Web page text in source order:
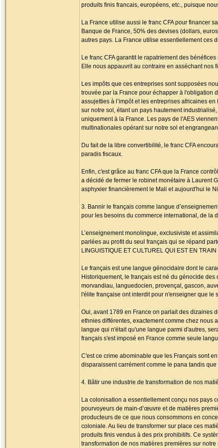
produits finis francais, européens, etc., puisque
La France utilise aussi le franc CFA pour financer
Banque de France, 50% des devises (dollars,
autres pays. La France utilise essentiellement ces
Le franc CFA garantit le rapatriement des
Elle nous appauvrit au contraire en asséchant nos
Les impôts que ces entreprises sont supposées
trouvée par la France pour échapper à l'obligation
assujetties à l’impôt et les entreprises africaines
sur notre sol, étant un pays hautement
uniquement à la France. Les pays de l'AES
multinationales opérant sur notre sol et
Du fait de la libre convertibilité, le franc CFA
paradis fiscaux.
Enfin, c'est grâce au franc CFA que la France
a décidé de fermer le robinet monétaire à Laurent
asphyxier financièrement le Mali et aujourd'hui le
3. Bannir le français comme langue
pour les besoins du commerce international, de la
L’enseignement monolingue, exclusiviste et
parlées au profit du seul français qui se répand
LINGUISTIQUE ET CULTUREL QUI EST EN
Le français est une langue génocidaire dont le
Historiquement, le français est né du génocide
morvandiau, languedocien, provençal, gascon,
l'élite française ont interdit pour n'enseigner que le
Oui, avant 1789 en France on parlait des dizaines
ethnies différentes, exactement comme chez nous
langue qui n'était qu'une langue parmi d'autres,
français s'est imposé en France comme seule
C'est ce crime abominable que les Français sont
disparaissent carrément comme le pana tandis
4. Bâtir une industrie de transformation de nos
La colonisation a essentiellement conçu nos pays
pourvoyeurs de main-d’œuvre et de matières
producteurs de ce que nous consommons en
coloniale. Au lieu de transformer sur place ces
produits finis vendus à des prix prohibitifs. Ce
transformation de nos matières premières sur notre